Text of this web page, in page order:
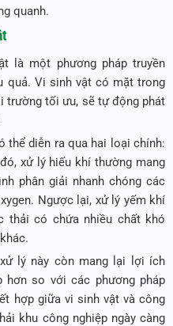
quanh.
là một phương pháp truyền
quả. Vi sinh vật có mặt trong
trường tối ưu, sẽ tự động phát
thể diễn ra qua hai loại chính:
xử lý hiếu khí thường mang
phân giải nhanh chóng các
Ngược lại, xử lý yếm khí
thải có chứa nhiều chất khó
lý này còn mang lại lợi ích
so với các phương pháp
hợp giữa vi sinh vật và công
khu công nghiệp ngày càng